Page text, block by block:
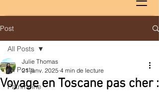
Post
All Posts
Patrimoine
All Posts
Voyage en Toscane pas cher :
Julie Thomas
21 janv. 2025 4 min de lecture